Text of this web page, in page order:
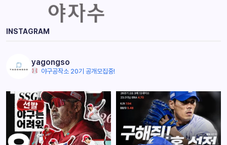
INSTAGRAM
yagongso
야구공작소 20기 공개모집중!